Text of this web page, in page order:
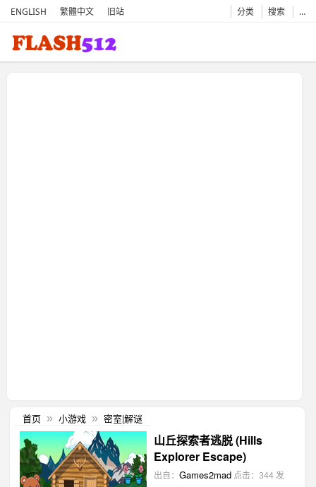
ENGLISH 繁體中文 旧站 分类 搜索 …
首页 » 小游戏 » 密室|解谜
山丘探索者逃脱 (Hills
Explorer Escape)
出自： Games2mad 点击：344 发